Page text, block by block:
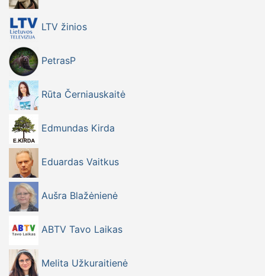
LTV žinios
PetrasP
Rūta Černiauskaitė
Edmundas Kirda
Eduardas Vaitkus
Aušra Blažėnienė
ABTV Tavo Laikas
Melita Užkuraitienė